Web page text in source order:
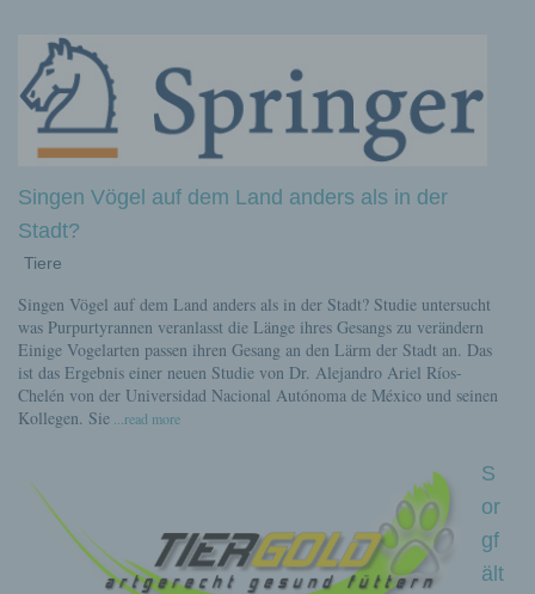
Singen Vögel auf dem Land anders als in der
Stadt?
Tiere
Singen Vögel auf dem Land anders als in der Stadt? Studie untersucht
was Purpurtyrannen veranlasst die Länge ihres Gesangs zu verändern
Einige Vogelarten passen ihren Gesang an den Lärm der Stadt an. Das
ist das Ergebnis einer neuen Studie von Dr. Alejandro Ariel Ríos-
Chelén von der Universidad Nacional Autónoma de México und seinen
Kollegen. Sie ...read more
S
or
gf
ält